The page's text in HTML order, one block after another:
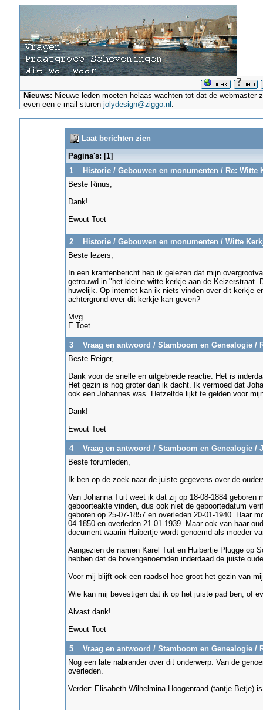
Nieuws: Nieuwe leden moeten helaas wachten tot dat de
even een e-mail sturenjolydesign@ziggo.nl .
Laat berichten zien
Pagina's: [1]
1
Historie/ Gebouwen en monumenten / Re: Witte
Beste Rinus,
Dank!
Ewout Toet
2 Historie/ Gebouwen en monumenten / Witte
Beste lezers,
In een krantenbericht heb ik gelezen dat mijn
getrouwd in "het kleine witte kerkje aan de Keizerstraat.
huwelijk. Op internet kan ik niets vinden over dit kerkje
achtergrond over dit kerkje kan geven?
Mvg
E Toet
3 Vraag en antwoord / Stamboom en Genealogie /
Beste Reiger,
Dank voor de snelle en uitgebreide reactie. Het is
Het gezin is nog groter dan ik dacht. Ik vermoed dat
ook een Johannes was. Hetzelfde lijkt te gelden voor
Dank!
Ewout Toet
4 Vraag en antwoord / Stamboom en Genealogie /
Beste forumleden,
Ik ben op de zoek naar de juiste gegevens over de
Van Johanna Tuit weet ik dat zij op 18-08-1884
geboorteakte vinden, dus ook niet de geboortedatum
geboren op 25-07-1857 en overleden 20-01-1940. Haar
04-1850 en overleden 21-01-1939. Maar ook van haar
document waarin Huibertje wordt genoemd als moeder
Aangezien de namen Karel Tuit en Huibertje Plugge op
hebben dat de bovengenoemden inderdaad de juiste
Voor mij blijft ook een raadsel hoe groot het gezin van
Wie kan mij bevestigen dat ik op het juiste pad ben, of
Alvast dank!
Ewout Toet
5 Vraag en antwoord / Stamboom en Genealogie /
Nog een late nabrander over dit onderwerp. Van de
overleden.
Verder: Elisabeth Wilhelmina Hoogenraad (tantje Betje)